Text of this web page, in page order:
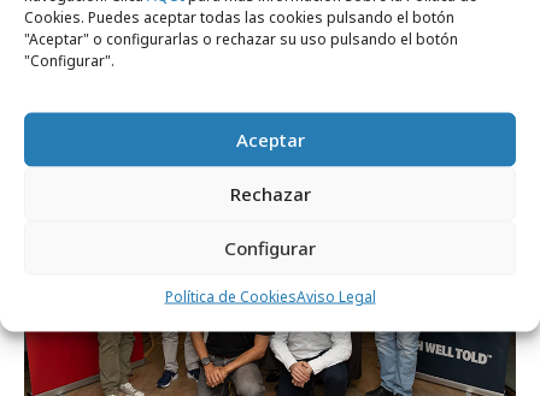
Cookies. Puedes aceptar todas las cookies pulsando el botón
"Aceptar" o configurarlas o rechazar su uso pulsando el botón
"Configurar".
Aceptar
Rechazar
Configurar
Política de CookiesAviso Legal
El principal motor de crecimiento de las
marcas es la verdad